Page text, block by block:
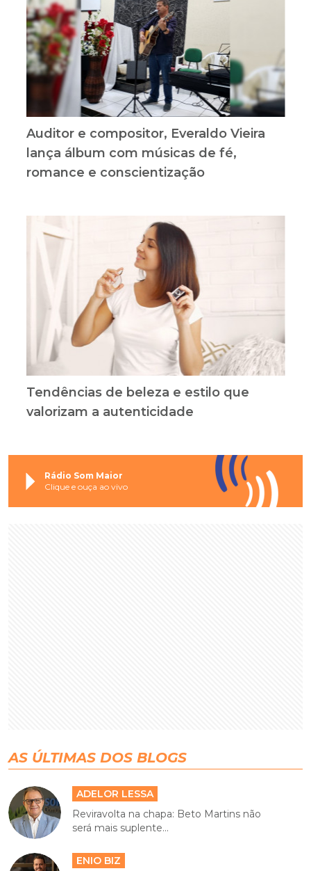
Auditor e compositor, Everaldo Vieira
lança álbum com músicas de fé,
romance e conscientização
Tendências de beleza e estilo que
valorizam a autenticidade
Rádio Som Maior
Clique e ouça ao vivo
AS ÚLTIMAS DOS BLOGS
ADELOR LESSA
Reviravolta na chapa: Beto Martins não
será mais suplente...
ENIO BIZ